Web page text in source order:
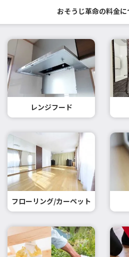
おそうじ革命の料金に
レンジフード
フローリング/カーペット